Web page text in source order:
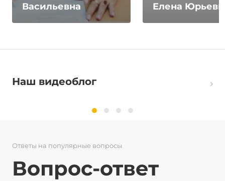
Васильевна
Елена
Наш видеоблог
Ответы на популярные вопросы
Вопрос-ответ